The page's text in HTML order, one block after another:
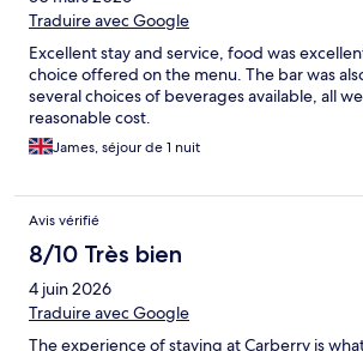
Traduire avec Google
Excellent stay and service, food was
choice offered on the menu. The bar was
several choices of beverages available, all
reasonable cost.
James, séjour de 1 nuit
Avis vérifié
8/10 Très bien
4 juin 2026
Traduire avec Google
The experience of staying at Carberry is